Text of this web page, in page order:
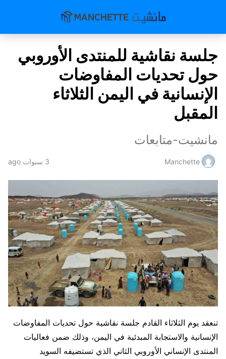
جلسة نقاشية للمنتدى الأوروبي
حول تحديات المفاوضات
الإنسانية في اليمن الثلاثاء
المقبل
مانشيت-متابعات
Manchette 3 سنوات ago
تنعقد يوم الثلاثاء القادم جلسة نقاشية حول تحديات المفاوضات
الإنسانية والاستجابة المبدئية في اليمن، وذلك ضمن فعاليات
المنتدى الإنساني الأوروبي الثاني الذي تستضيفه السويد